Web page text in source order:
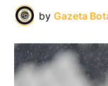
by Gazeta